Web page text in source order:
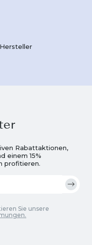
Rabattaktionen,
einem 15%
profitieren.
Sie unsere